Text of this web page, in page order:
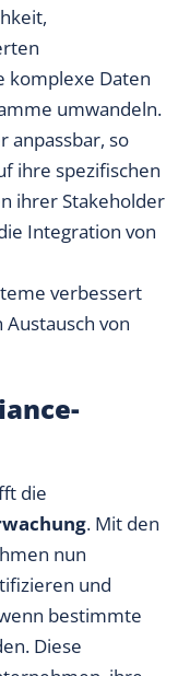
komplexe Daten
umwandeln.
anpassbar, so
ihre spezifischen
ihrer Stakeholder
Integration von
verbessert
von
die
. Mit den
nun
und
bestimmte
Diese